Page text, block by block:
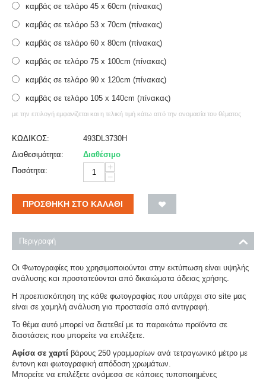
καμβάς σε τελάρο 45 x 60cm (πίνακας)
καμβάς σε τελάρο 53 x 70cm (πίνακας)
καμβάς σε τελάρο 60 x 80cm (πίνακας)
καμβάς σε τελάρο 75 x 100cm (πίνακας)
καμβάς σε τελάρο 90 x 120cm (πίνακας)
καμβάς σε τελάρο 105 x 140cm (πίνακας)
με την επιλογή εμφανίζεται και η τελική τιμή κάτω από την ονομασία του θέματος
ΚΩΔΙΚΟΣ:
493DL3730H
Διαθεσιμότητα:
Διαθέσιμο
Ποσότητα:
+
−
ΠΡΟΣΘΉΚΗ ΣΤΟ ΚΑΛΆΘΙ
Περιγραφή
Οι Φωτογραφίες που χρησιμοποιούνται στην εκτύπωση είναι υψηλής
ανάλυσης και προστατεύονται από δικαιώματα άδειας χρήσης.
Η προεπισκόπηση της κάθε φωτογραφίας που υπάρχει στο site μας
είναι σε χαμηλή ανάλυση για προστασία από αντιγραφή.
Το θέμα αυτό μπορεί να διατεθεί με τα παρακάτω προϊόντα σε
διαστάσεις που μπορείτε να επιλέξετε.
Αφίσα σε χαρτί βάρους 250 γραμμαρίων ανά τετραγωνικό μέτρο με
έντονη και φωτογραφική απόδοση χρωμάτων.
Μπορείτε να επιλέξετε ανάμεσα σε κάποιες τυποποιημένες